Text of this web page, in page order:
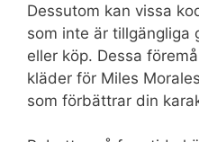
Dessutom kan vissa
som inte är tillgängliga
eller köp. Dessa
kläder för Miles
som förbättrar din